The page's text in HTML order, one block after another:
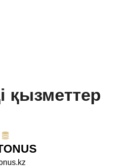
қызметтер